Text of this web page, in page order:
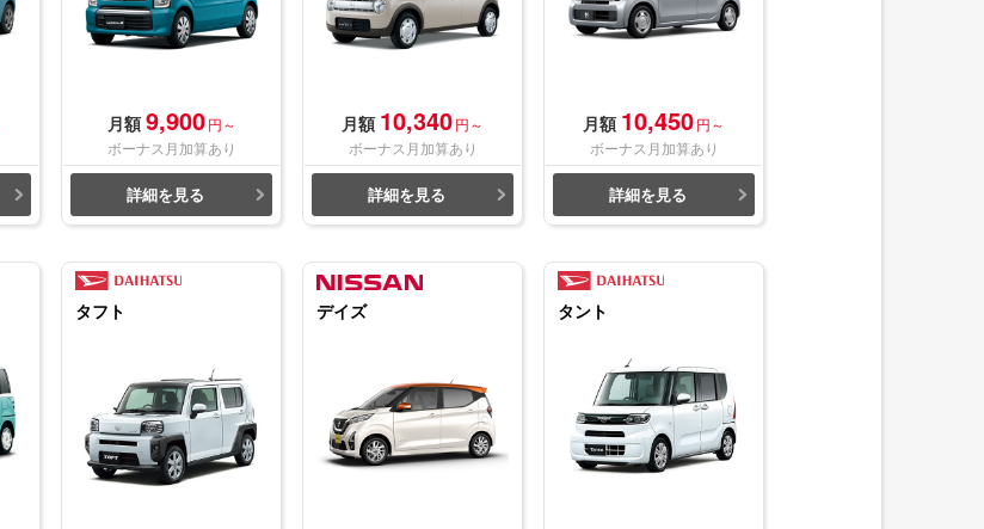
月額 9,900 円～
ボーナス月加算あり
詳細を見る
月額 10,340円～
ボーナス月加算あり
詳細を見る
月額 10,450円～
ボーナス月加算あり
詳細を見る
タフト デイズ タント